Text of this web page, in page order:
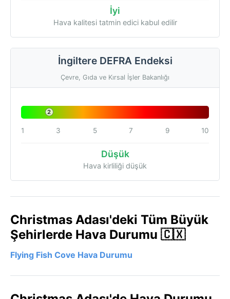
İyi
Hava kalitesi tatmin edici kabul edilir
İngiltere DEFRA Endeksi
Çevre, Gıda ve Kırsal İşler Bakanlığı
2
1 3 5 7 9 10
Düşük
Hava kirliliği düşük
Christmas Adası'deki Tüm Büyük
Şehirlerde Hava Durumu 🇨🇽
Flying Fish Cove Hava Durumu